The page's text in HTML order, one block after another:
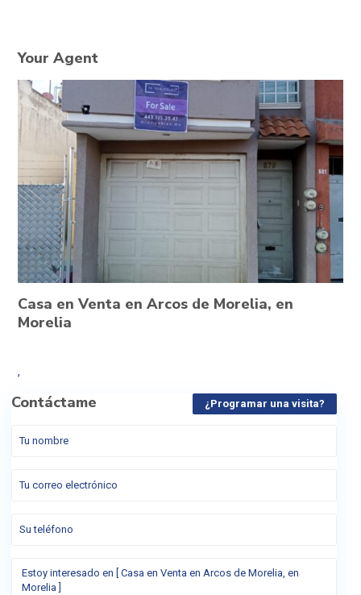
Your Agent
Casa en Venta en Arcos de Morelia, en
Morelia
,
Contáctame ¿Programar una visita?